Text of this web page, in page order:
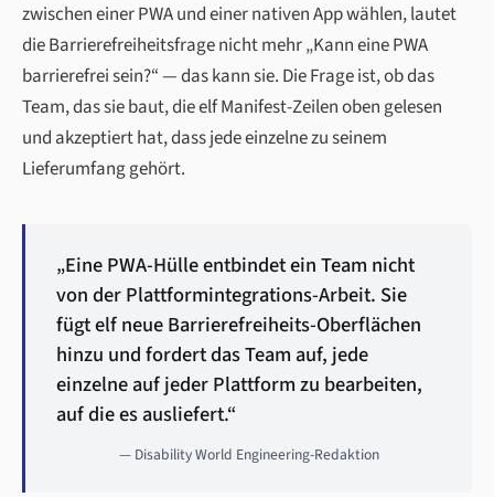
zwischen einer PWA und einer nativen App wählen, lautet
die Barrierefreiheitsfrage nicht mehr „Kann eine PWA
barrierefrei sein?“ — das kann sie. Die Frage ist, ob das
Team, das sie baut, die elf Manifest-Zeilen oben gelesen
und akzeptiert hat, dass jede einzelne zu seinem
Lieferumfang gehört.
„Eine PWA-Hülle entbindet ein Team nicht
von der Plattformintegrations-Arbeit. Sie
fügt elf neue Barrierefreiheits-Oberflächen
hinzu und fordert das Team auf, jede
einzelne auf jeder Plattform zu bearbeiten,
auf die es ausliefert.“
— Disability World Engineering-Redaktion